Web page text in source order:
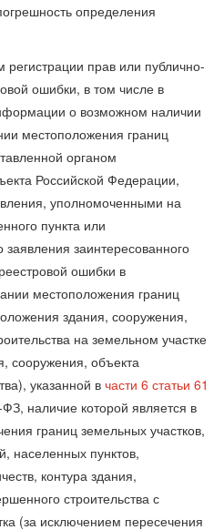
определения
прав или публично-
ошибки, в том числе в
о возможном наличии
местоположения границ
органом
Российской Федерации,
уполномоченными на
пункта или
заинтересованного
ошибки в
местоположения границ
здания, сооружения,
на земельном участке
сооружения, объекта
указанной в части 6 статьи 61
наличие которой является в
границ земельных участков,
населенных пунктов,
контура здания,
строительства с
(за исключением пересечения